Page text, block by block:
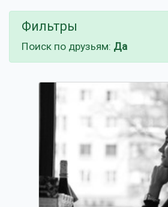
Фильтры
Поиск по друзьям: Да